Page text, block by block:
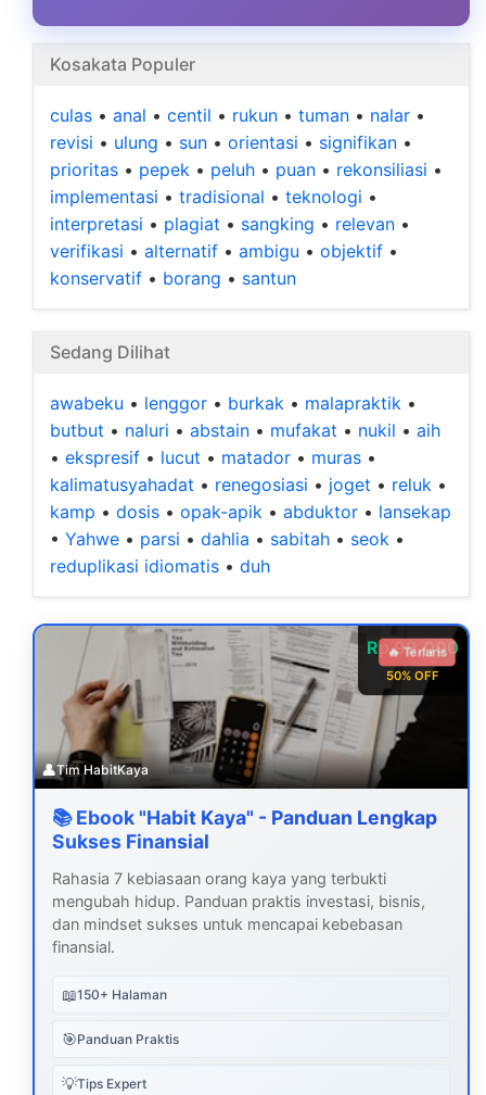
Kosakata Populer
culas • anal • centil • rukun • tuman • nalar •
revisi • ulung • sun • orientasi • signifikan •
prioritas • pepek • peluh • puan • rekonsiliasi •
implementasi • tradisional • teknologi •
interpretasi • plagiat • sangking • relevan •
verifikasi • alternatif • ambigu • objektif •
konservatif • borang • santun
Sedang Dilihat
awabeku • lenggor • burkak • malapraktik •
butbut • naluri • abstain • mufakat • nukil • aih
• ekspresif • lucut • matador • muras •
kalimatusyahadat • renegosiasi • joget • reluk •
kamp • dosis • opak-apik • abduktor • lansekap
• Yahwe • parsi • dahlia • sabitah • seok •
reduplikasi idiomatis • duh
Rp 99.000
50% OFF
🔥 Terlaris
👤Tim HabitKaya
📚 Ebook "Habit Kaya" - Panduan Lengkap
Sukses Finansial
Rahasia 7 kebiasaan orang kaya yang terbukti
mengubah hidup. Panduan praktis investasi, bisnis,
dan mindset sukses untuk mencapai kebebasan
finansial.
📖150+ Halaman
🎯Panduan Praktis
💡Tips Expert